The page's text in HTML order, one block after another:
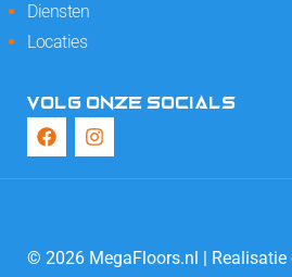
Diensten
Locaties
VOLG ONZE SOCIALS
© 2026 MegaFloors.nl | Realisatie